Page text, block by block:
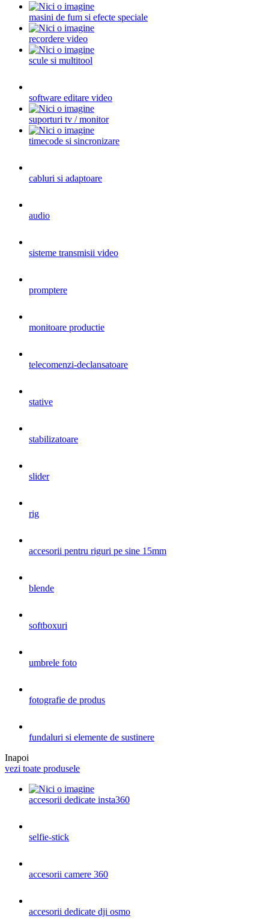
masini de fum si efecte speciale
recordere video
scule si multitool
software editare video
suporturi tv / monitor
timecode si sincronizare
cabluri si adaptoare
audio
sisteme transmisii video
promptere
monitoare productie
telecomenzi-declansatoare
stative
stabilizatoare
slider
rig
accesorii pentru riguri pe sine 15mm
blende
softboxuri
umbrele foto
fotografie de produs
fundaluri si elemente de sustinere
Inapoi
vezi toate produsele
accesorii dedicate insta360
selfie-stick
accesorii camere 360
accesorii dedicate dji osmo